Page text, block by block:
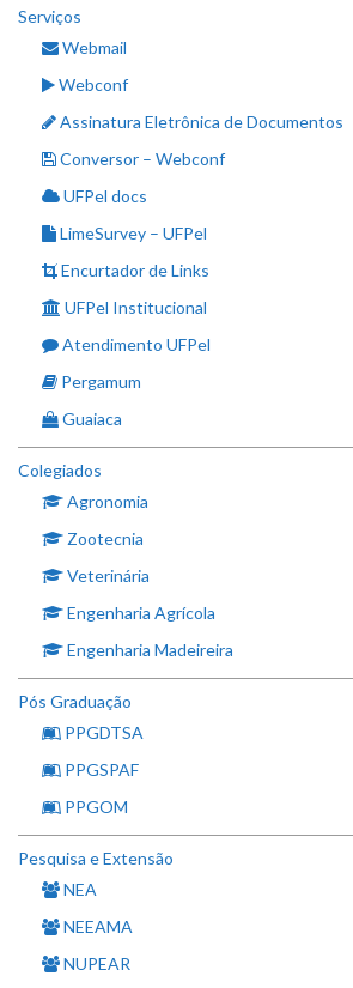
Serviços
Webmail
Webconf
Assinatura Eletrônica de Documentos
Conversor – Webconf
UFPel docs
LimeSurvey – UFPel
Encurtador de Links
UFPel Institucional
Atendimento UFPel
Pergamum
Guaiaca
Colegiados
Agronomia
Zootecnia
Veterinária
Engenharia Agrícola
Engenharia Madeireira
Pós Graduação
PPGDTSA
PPGSPAF
PPGOM
Pesquisa e Extensão
NEA
NEEAMA
NUPEAR